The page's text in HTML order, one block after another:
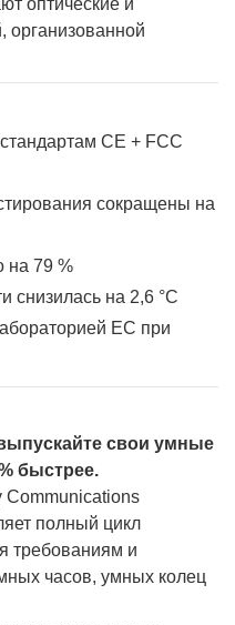
CE + FCC
сокращены на
на 79 %
снизилась на 2,6 °C
ЕС при
свои умные
быстрее.
Communications
полный цикл
требованиям и
часов, умных колец